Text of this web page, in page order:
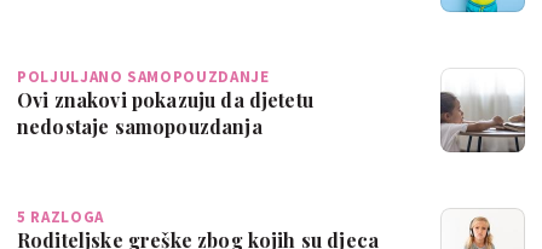
POLJULJANO SAMOPOUZDANJE
Ovi znakovi pokazuju da djetetu
nedostaje samopouzdanja
5 RAZLOGA
Roditeljske greške zbog kojih su djeca